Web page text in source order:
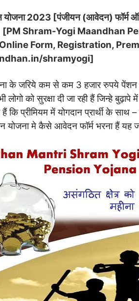
योजना 2023 [पंजीयन (आवेदन) फॉर्म
[PM Shram-Yogi Maandhan
Form, Registration,
shramyogi]
के जरिये कम से कम 3 हजार रुपये
लोगो को सुरक्षा दी जा रही हैं जिन्हे
कि प्रीमियम में योगदान प्रार्थी के
योजना मे कैसे आवेदन फॉर्म भरना हैं यह